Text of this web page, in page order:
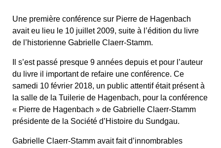
Une première conférence sur Pierre de Hagenbach
avait eu lieu le 10 juillet 2009, suite à l’édition du livre
de l’historienne Gabrielle Claerr-Stamm.
Il s’est passé presque 9 années depuis et pour l’auteur
du livre il important de refaire une conférence. Ce
samedi 10 février 2018, un public attentif était présent à
la salle de la Tuilerie de Hagenbach, pour la conférence
« Pierre de Hagenbach » de Gabrielle Claerr-Stamm
présidente de la Société d’Histoire du Sundgau.
Gabrielle Claerr-Stamm avait fait d’innombrables